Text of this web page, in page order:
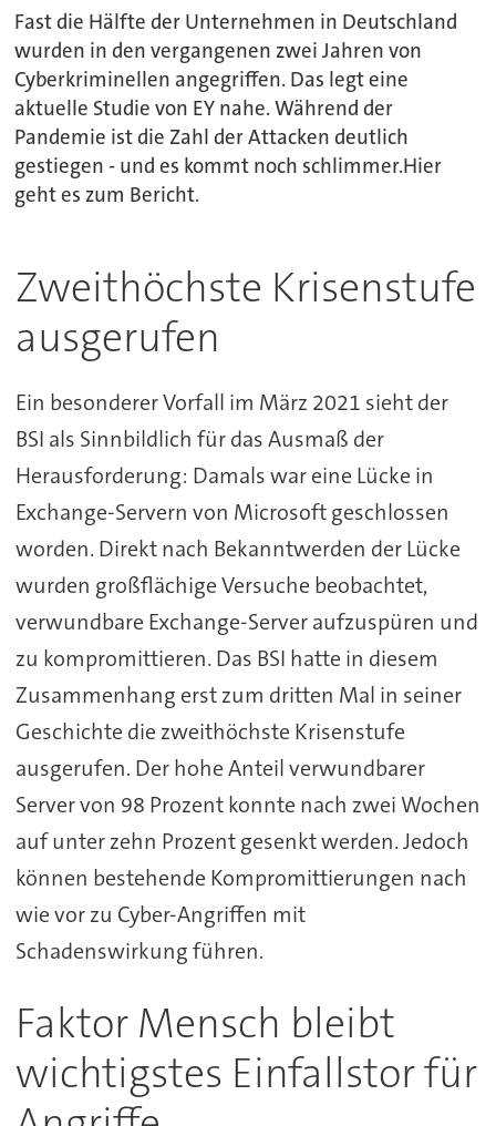
Fast die Hälfte der Unternehmen in Deutschland
wurden in den vergangenen zwei Jahren von
Cyberkriminellen angegriffen. Das legt eine
aktuelle Studie von EY nahe. Während der
Pandemie ist die Zahl der Attacken deutlich
gestiegen - und es kommt noch schlimmer.Hier
geht es zum Bericht.
Zweithöchste Krisenstufe
ausgerufen
Ein besonderer Vorfall im März 2021 sieht der
BSI als Sinnbildlich für das Ausmaß der
Herausforderung: Damals war eine Lücke in
Exchange-Servern von Microsoft geschlossen
worden. Direkt nach Bekanntwerden der Lücke
wurden großflächige Versuche beobachtet,
verwundbare Exchange-Server aufzuspüren und
zu kompromittieren. Das BSI hatte in diesem
Zusammenhang erst zum dritten Mal in seiner
Geschichte die zweithöchste Krisenstufe
ausgerufen. Der hohe Anteil verwundbarer
Server von 98 Prozent konnte nach zwei Wochen
auf unter zehn Prozent gesenkt werden. Jedoch
können bestehende Kompromittierungen nach
wie vor zu Cyber-Angriffen mit
Schadenswirkung führen.
Faktor Mensch bleibt
wichtigstes Einfallstor für